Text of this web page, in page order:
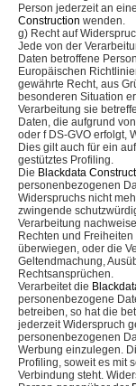
Person jederzeit an
Construction wenden.
g) Recht auf
Jede von der
Daten betroffene
Europäischen
gewährte Recht, aus
besonderen Situation
Verarbeitung sie
Daten, die aufgrund
oder f DS-GVO erfolgt,
Dies gilt auch für ein
gestütztes Profiling.
Die Blackdata
personenbezogenen
Widerspruchs nicht
zwingende
Verarbeitung
Rechten und
überwiegen, oder die
Geltendmachung,
Rechtsansprüchen.
Verarbeitet die
personenbezogene
betreiben, so hat die
jederzeit Widerspruch
personenbezogenen
Werbung einzulegen.
Profiling, soweit es mit
Verbindung steht.